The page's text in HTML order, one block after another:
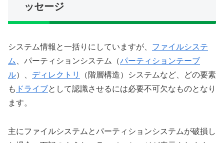
ッセージ
システム情報と一括りにしていますが、 ファイルシステ
ム
、パーティションシステム（パーティションテーブ
ル）、 ディレクトリ
（階層構造）システムなど、どの要素
も ドライブとして認識させるには必要不可欠なものとなり
ます。
主にファイルシステムとパーティションシステムが破損し